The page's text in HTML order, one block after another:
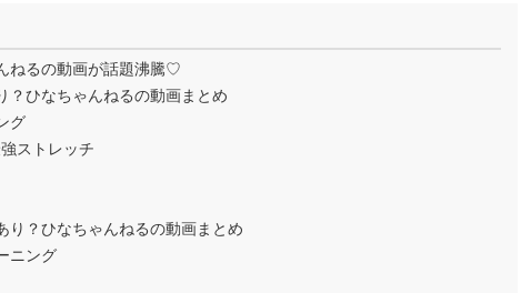
ねるの動画が話題沸騰♡
？ひなちゃんねるの動画まとめ
グ
ストレッチ
り？ひなちゃんねるの動画まとめ
ニング